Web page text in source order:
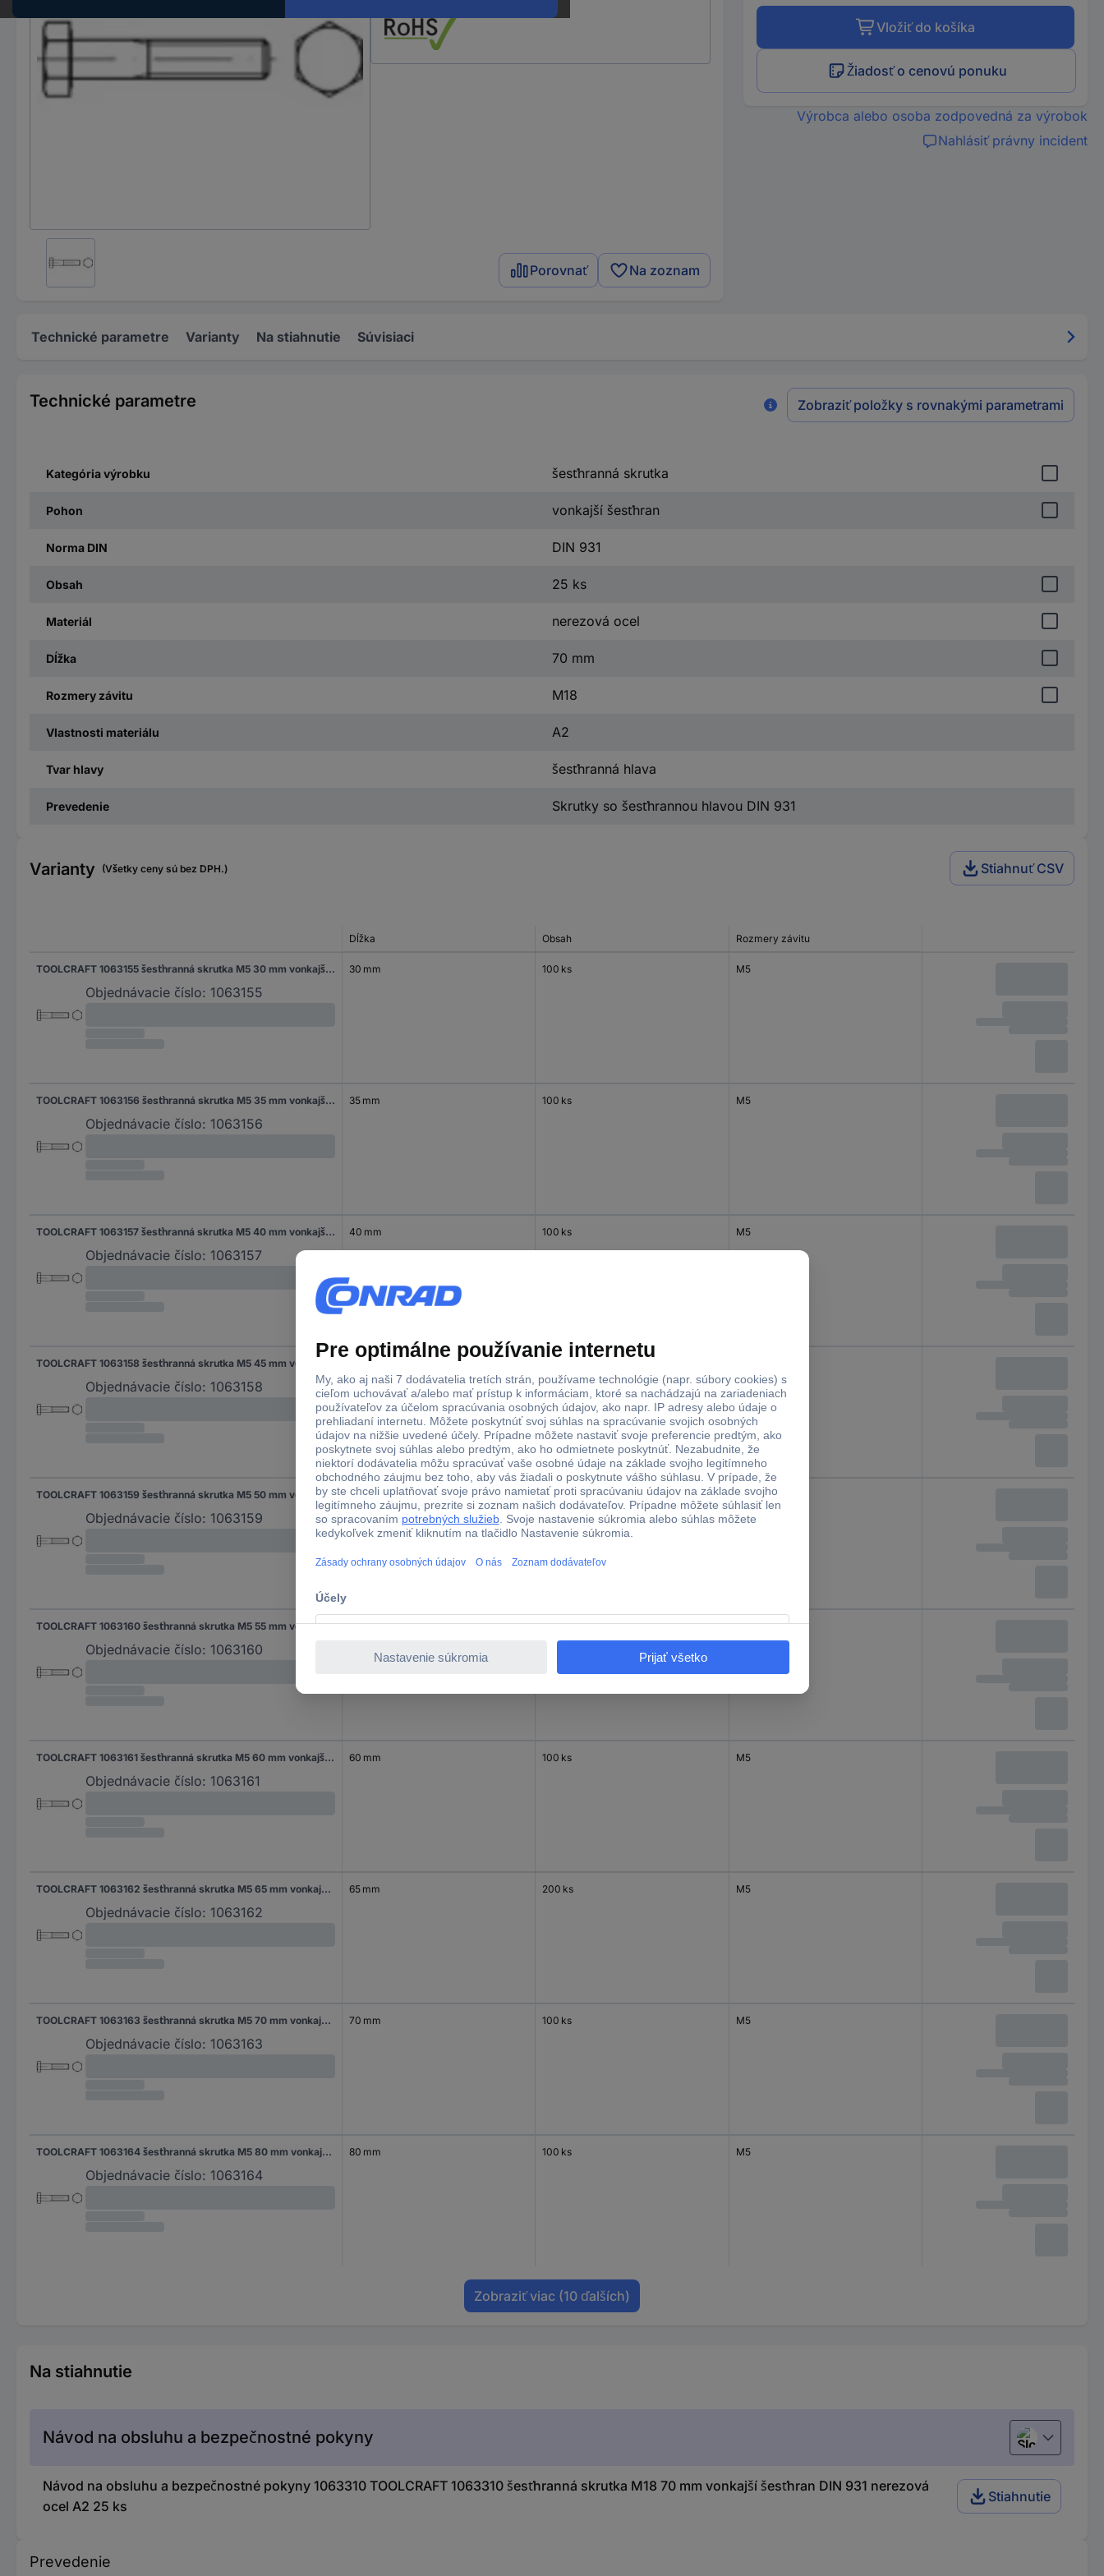
Porovnať Na zoznam
Vložiť do košíka
Žiadosť o cenovú ponuku
Výrobca alebo osoba zodpovedná za výrobok
Nahlásiť právny incident
Technické parametre Varianty Na stiahnutie Súvisiaci
Technické parametre Zobraziť položky s rovnakými parametrami
Kategória výrobku šesťhranná skrutka
Pohon vonkajší šesťhran
Norma DIN DIN 931
Obsah 25 ks
Materiál nerezová ocel
Dĺžka 70 mm
Rozmery závitu M18
Vlastnosti materiálu A2
Tvar hlavy šesťhranná hlava
Prevedenie Skrutky so šesťhrannou hlavou DIN 931
Varianty (Všetky ceny sú bez DPH.) Stiahnuť CSV
Dĺžka Obsah Rozmery závitu
TOOLCRAFT 1063155 šesťhranná skrutka M5 30 mm vonkajší šesťhran DIN 931 nerezová ocel A2 100 ks
Objednávacie číslo: 1063155
30 mm 100 ks M5
TOOLCRAFT 1063156 šesťhranná skrutka M5 35 mm vonkajší šesťhran DIN 931 nerezová ocel A2 100 ks
Objednávacie číslo: 1063156
35 mm 100 ks M5
TOOLCRAFT 1063157 šesťhranná skrutka M5 40 mm vonkajší šesťhran DIN 931 nerezová ocel A2 100 ks
Objednávacie číslo: 1063157
40 mm 100 ks M5
Objednávacie číslo: 1063158
45 mm
TOOLCRAFT 1063159 šesťhranná skrutka M5 50 mm vonkajší šesťhran DIN 931 nerezová ocel A2 100 ks
Objednávacie číslo: 1063159
50 mm 100 ks M5
TOOLCRAFT 1063160 šesťhranná skrutka M5 55 mm vonkajší šesťhran DIN 931 nerezová ocel A2 100 ks
Objednávacie číslo: 1063160
55 mm 100 ks M5
TOOLCRAFT 1063161 šesťhranná skrutka M5 60 mm vonkajší šesťhran DIN 931 nerezová ocel A2 100 ks
Objednávacie číslo: 1063161
60 mm 100 ks M5
TOOLCRAFT 1063162 šesťhranná skrutka M5 65 mm vonkajší šesťhran DIN 931 nerezová ocel A2 200 ks
Objednávacie číslo: 1063162
65 mm 200 ks M5
TOOLCRAFT 1063163 šesťhranná skrutka M5 70 mm vonkajší šesťhran DIN 931 nerezová ocel A2 100 ks
Objednávacie číslo: 1063163
70 mm 100 ks M5
TOOLCRAFT 1063164 šesťhranná skrutka M5 80 mm vonkajší šesťhran DIN 931 nerezová ocel A2 100 ks
Objednávacie číslo: 1063164
80 mm 100 ks M5
Zobraziť viac (10 ďalších)
Na stiahnutie
Návod na obsluhu a bezpečnostné pokyny Slovenčina
Návod na obsluhu a bezpečnostné pokyny 1063310 TOOLCRAFT 1063310 šesťhranná skrutka M18 70 mm vonkajší šesťhran DIN 931 nerezová
ocel A2 25 ks
Stiahnutie
Prevedenie